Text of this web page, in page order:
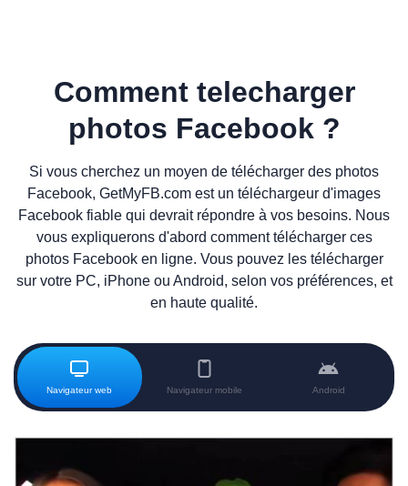
Comment telecharger
photos Facebook ?
Si vous cherchez un moyen de télécharger des photos
Facebook, GetMyFB.com est un téléchargeur d'images
Facebook fiable qui devrait répondre à vos besoins. Nous
vous expliquerons d'abord comment télécharger ces
photos Facebook en ligne. Vous pouvez les télécharger
sur votre PC, iPhone ou Android, selon vos préférences, et
en haute qualité.
Navigateur web Navigateur mobile Android